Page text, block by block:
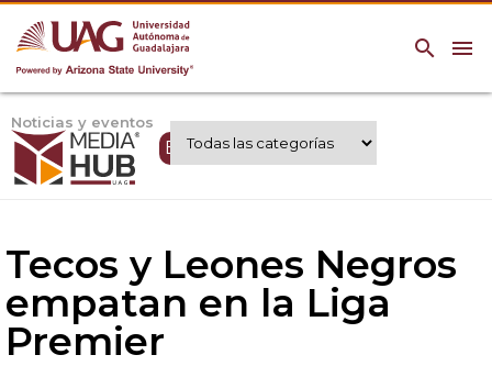
menu
search
Noticias y eventos
Expertos UAG
Tecos y Leones Negros
empatan en la Liga
Premier